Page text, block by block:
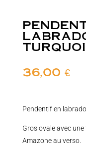
36,00 €
Pendentif en
Gros ovale avec
Amazone au verso.